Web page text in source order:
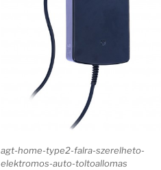
agt-home-type2-falra-szerelheto-
elektromos-auto-toltoallomas